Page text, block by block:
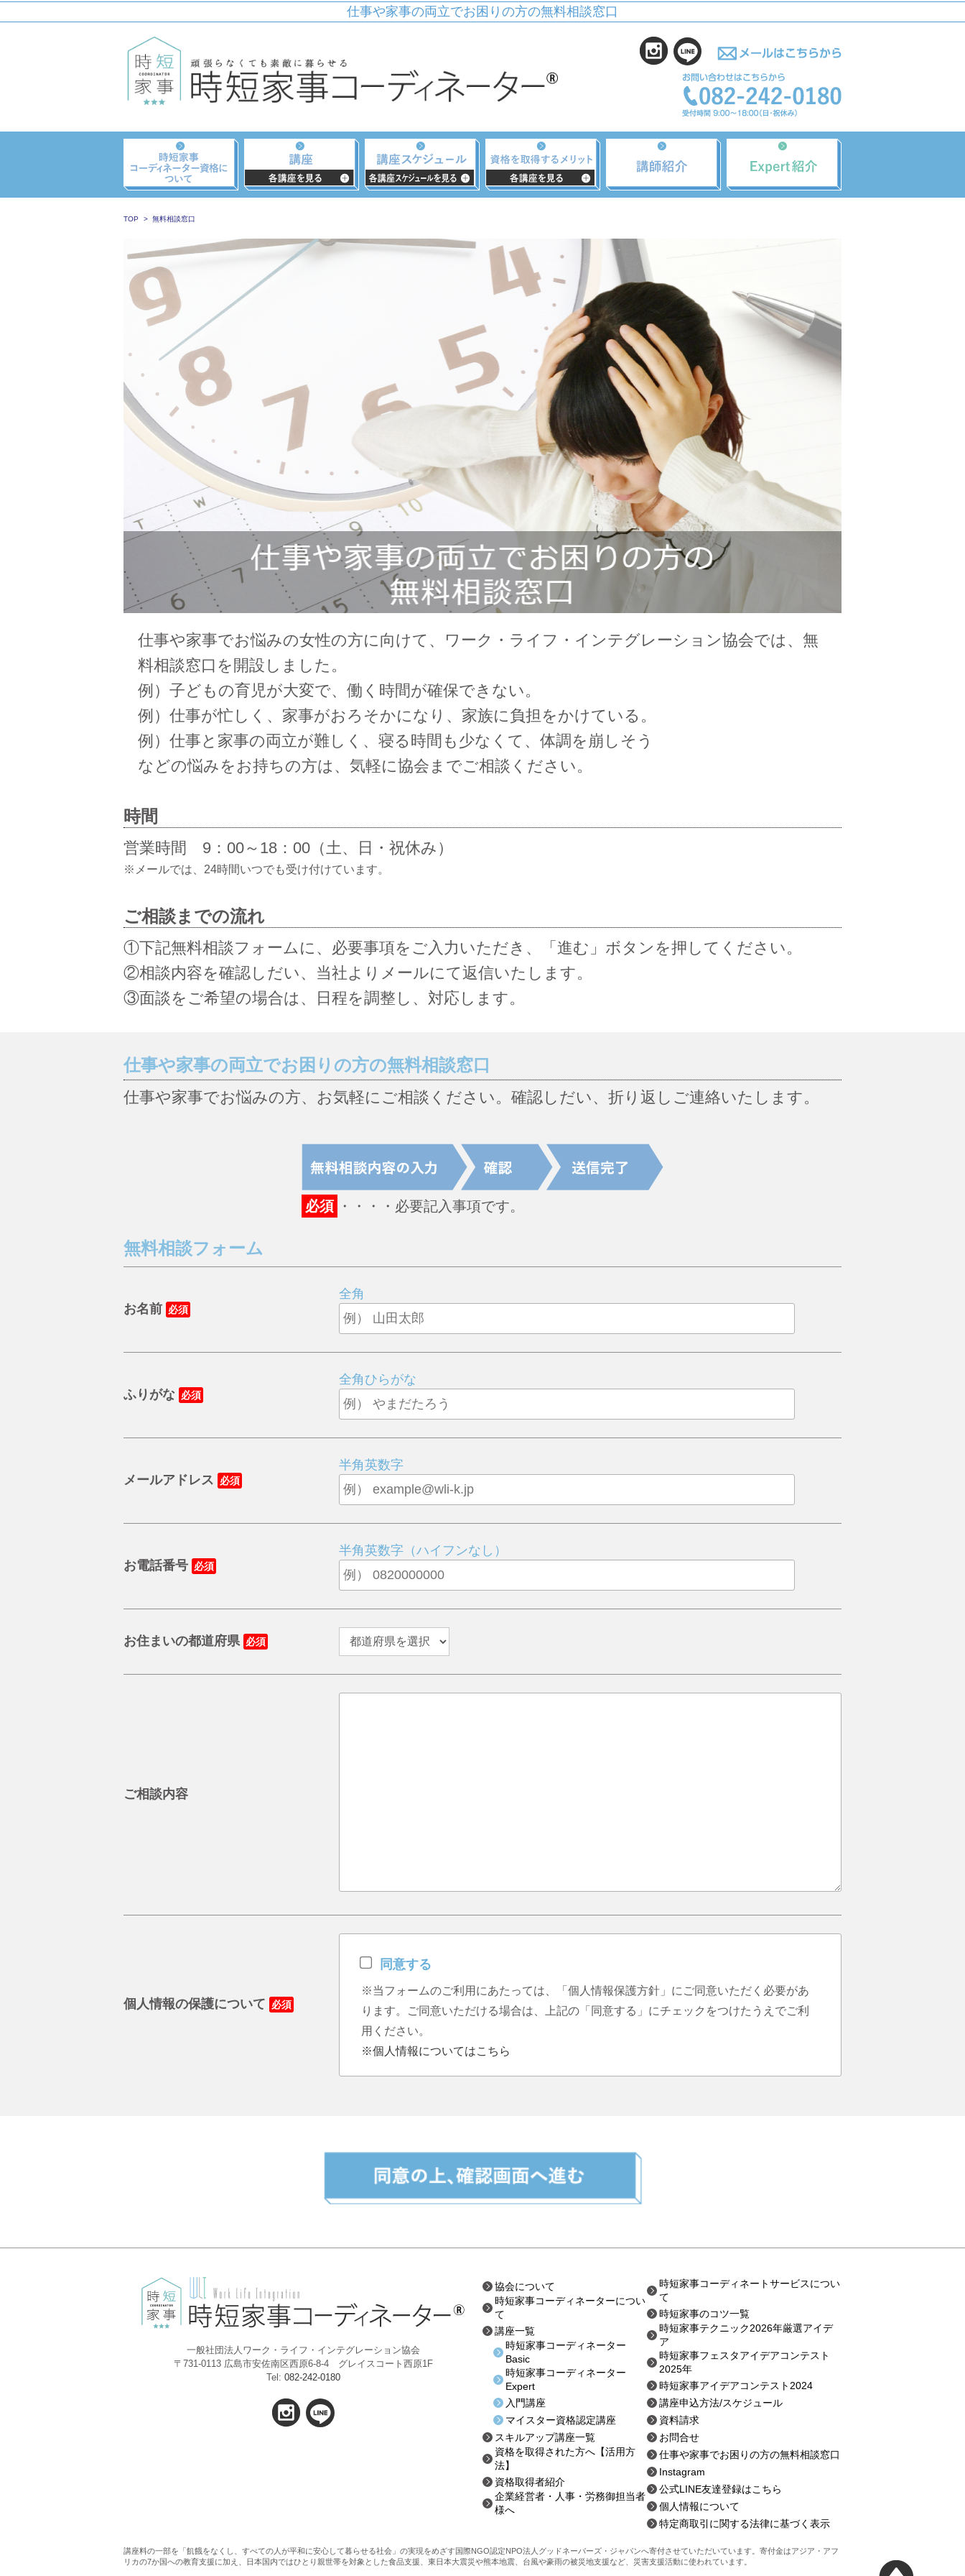
仕事や家事の両立でお困りの方の無料相談窓口
TOP 無料相談窓口
仕事や家事でお悩みの女性の方に向けて、ワーク・ライフ・インテグレーション協会では、無
料相談窓口を開設しました。
例）子どもの育児が大変で、働く時間が確保できない。
例）仕事が忙しく、家事がおろそかになり、家族に負担をかけている。
例）仕事と家事の両立が難しく、寝る時間も少なくて、体調を崩しそう
などの悩みをお持ちの方は、気軽に協会までご相談ください。
時間
営業時間 9：00～18：00（土、日・祝休み）
※メールでは、24時間いつでも受け付けています。
ご相談までの流れ
①下記無料相談フォームに、必要事項をご入力いただき、「進む」ボタンを押してください。
②相談内容を確認しだい、当社よりメールにて返信いたします。
③面談をご希望の場合は、日程を調整し、対応します。
仕事や家事の両立でお困りの方の無料相談窓口
仕事や家事でお悩みの方、お気軽にご相談ください。確認しだい、折り返しご連絡いたします。
必須 ・・・・必要記入事項です。
無料相談フォーム
お名前
全角
ふりがな
全角ひらがな
メールアドレス
半角英数字
お電話番号
半角英数字（ハイフンなし）
お住まいの都道府県
ご相談内容
個人情報の保護について
同意する
※当フォームのご利用にあたっては、「個人情報保護方針」にご同意いただく必要があ
ります。ご同意いただける場合は、上記の「同意する」にチェックをつけたうえでご利
用ください。
※個人情報についてはこちら
協会について
時短家事コーディネーターについ
て
講座一覧
時短家事コーディネーター
Basic
時短家事コーディネーター
Expert
入門講座
マイスター資格認定講座
スキルアップ講座一覧
資格を取得された方へ 【活用方
法】
資格取得者紹介
企業経営者・人事・労務御担当者
様へ
時短家事コーディネートサービスについ
て
時短家事のコツ一覧
時短家事テクニック2026年厳選アイデ
ア
時短家事フェスタアイデアコンテスト
2025年
時短家事アイデアコンテスト2024
講座申込方法/スケジュール
資料請求
お問合せ
仕事や家事でお困りの方の無料相談窓口
Instagram
公式LINE友達登録はこちら
個人情報について
特定商取引に関する法律に基づく表示
一般社団法人ワーク・ライフ・インテグレーション協会
〒731-0113 広島市安佐南区西原6-8-4 グレイスコート西原1F
Tel: 082-242-0180
講座料の一部を「飢餓をなくし、すべての人が平和に安心して暮らせる社会」の実現をめざす国際NGO認定NPO法人グッドネーバーズ・ジャパンへ寄付させていただいています。寄付金はアジア・アフ
リカの7か国への教育支援に加え、日本国内ではひとり親世帯を対象とした食品支援、東日本大震災や熊本地震、台風や豪雨の被災地支援など、災害支援活動に使われています。